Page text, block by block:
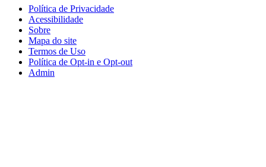
Política de Privacidade
Acessibilidade
Sobre
Mapa do site
Termos de Uso
Política de Opt-in e Opt-out
Admin